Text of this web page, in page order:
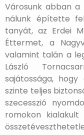
Városunk abban a
nálunk építette
tanyát, az Erdei
Éttermet, a
valamint talán a
László
sajátossága,
szinte teljes
szecesszió
romokon kialakult